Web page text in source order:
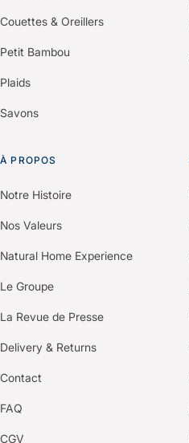
Couettes & Oreillers
Petit Bambou
Plaids
Savons
À PROPOS
Notre Histoire
Nos Valeurs
Natural Home Experience
Le Groupe
La Revue de Presse
Delivery & Returns
Contact
FAQ
CGV